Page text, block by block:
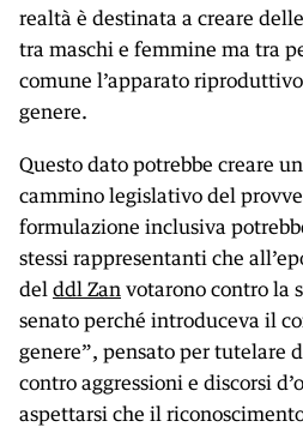
realtà è destinata a creare
tra maschi e femmine ma tra
comune l’apparato
genere.
Questo dato potrebbe creare
cammino legislativo del
formulazione inclusiva
stessi rappresentanti che
del ddl Zan votarono contro la
senato perché introduceva il
genere”, pensato per tutelare
contro aggressioni e discorsi
aspettarsi che il